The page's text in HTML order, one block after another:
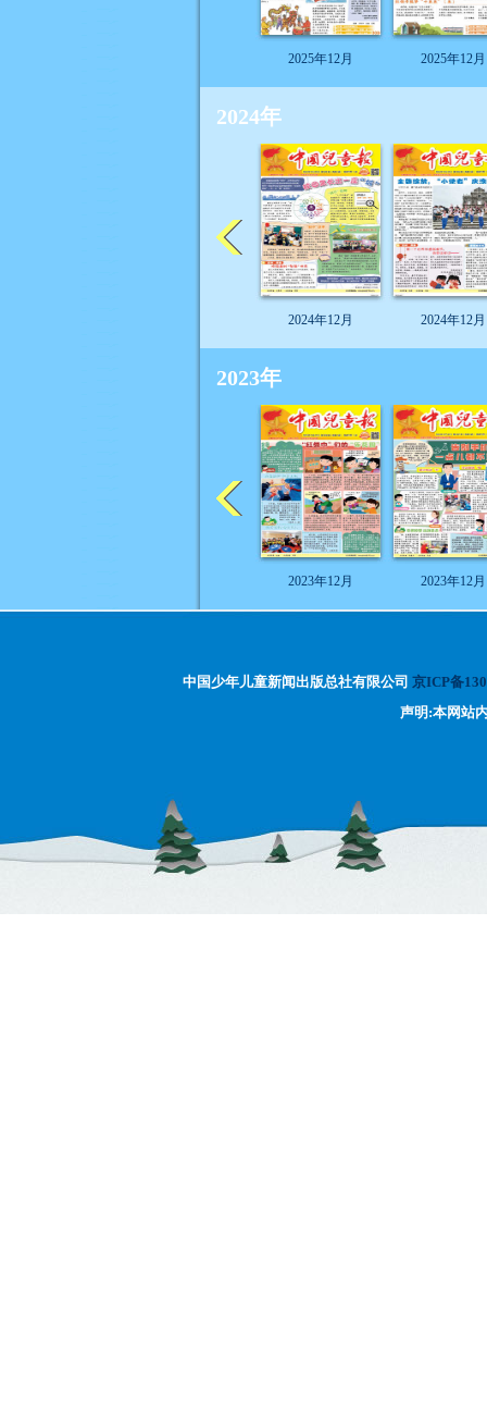
2025年12月 2025年12月
2024年
2024年12月 2024年12月
2023年
2023年12月 2023年12月
中国少年儿童新闻出版总社有限公司 京ICP备
声明:本网站